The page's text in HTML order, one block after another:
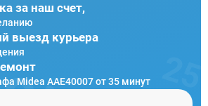
за наш счет,
выезд курьера
Midea AAE40007 от 35 минут